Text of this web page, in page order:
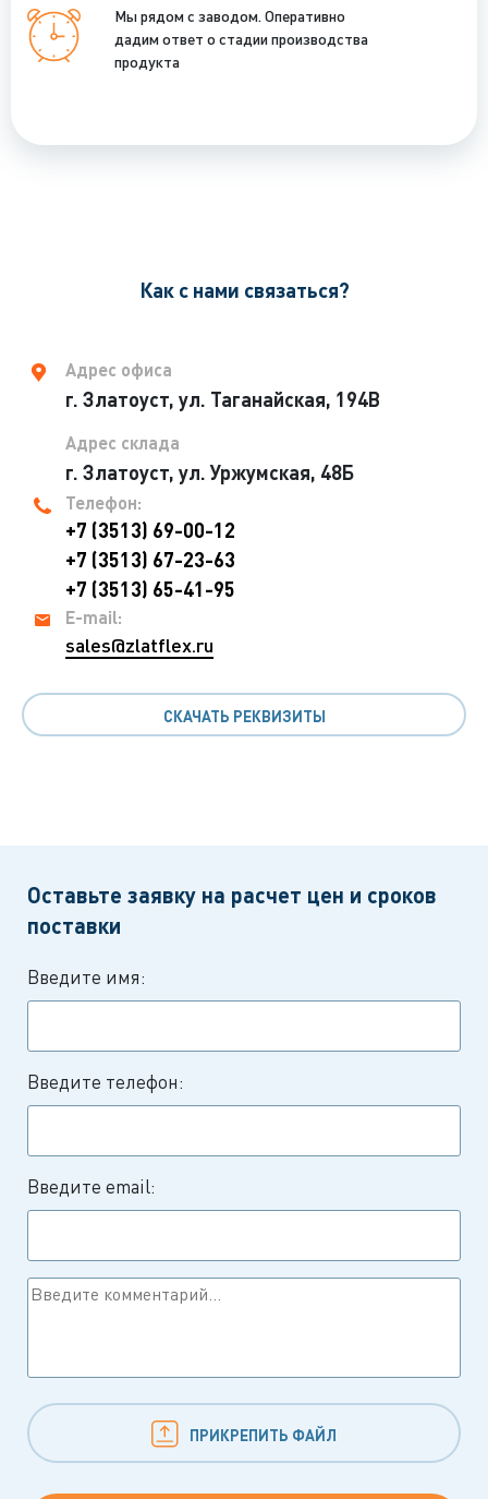
Мы рядом с заводом. Оперативно
дадим ответ о стадии производства
продукта
Как с нами связаться?
Адрес офиса
г. Златоуст, ул. Таганайская, 194В
Адрес склада
г. Златоуст, ул. Уржумская, 48Б
Телефон:
+7 (3513) 69-00-12
+7 (3513) 67-23-63
+7 (3513) 65-41-95
E-mail:
sales@zlatflex.ru
СКАЧАТЬ РЕКВИЗИТЫ
Оставьте заявку на расчет цен и сроков
поставки
Введите имя:
Введите телефон:
Введите email:
ПРИКРЕПИТЬ ФАЙЛ